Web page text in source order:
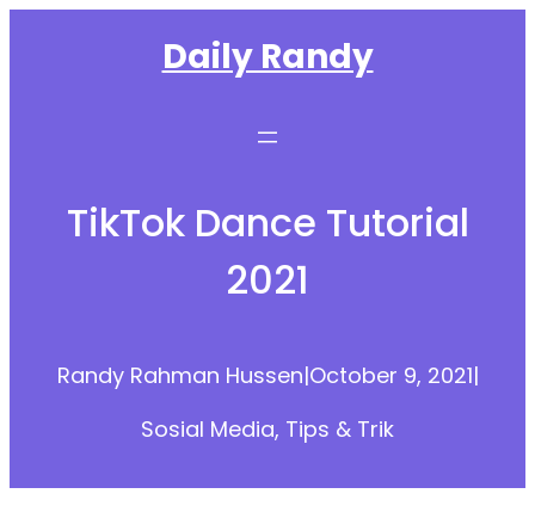
Daily Randy
TikTok Dance Tutorial
2021
Randy Rahman Hussen|October 9, 2021|
Sosial Media, Tips & Trik